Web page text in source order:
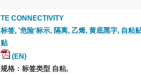
TE CONNECTIVITY
标签, '危险'标示, 隔离, 乙烯, 黄底黑字, 自粘
贴
(EN)
规格：标签类型 自粘,